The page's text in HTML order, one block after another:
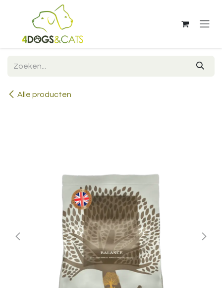
Overslaan naar inhoud
Alle producten